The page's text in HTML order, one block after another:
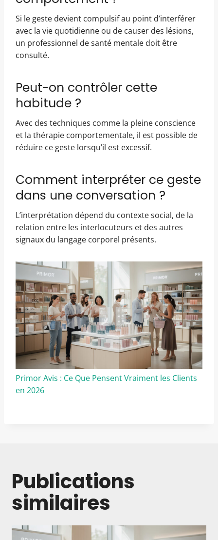
Si le geste devient compulsif au point d’interférer
avec la vie quotidienne ou de causer des lésions,
un professionnel de santé mentale doit être
consulté.
Peut-on contrôler cette
habitude ?
Avec des techniques comme la pleine conscience
et la thérapie comportementale, il est possible de
réduire ce geste lorsqu’il est excessif.
Comment interpréter ce geste
dans une conversation ?
L’interprétation dépend du contexte social, de la
relation entre les interlocuteurs et des autres
signaux du langage corporel présents.
Primor Avis : Ce Que Pensent Vraiment les Clients
en 2026
Publications
similaires